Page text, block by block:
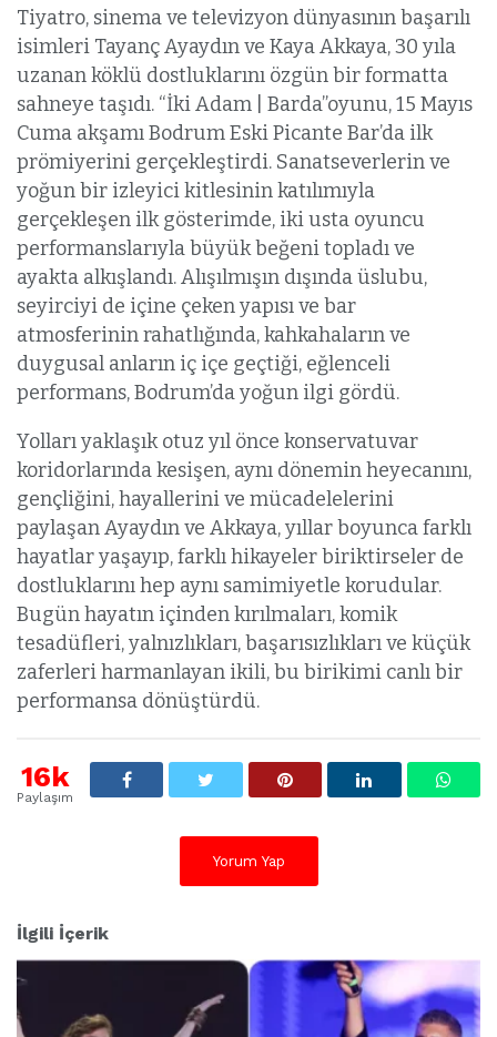
Tiyatro, sinema ve televizyon dünyasının başarılı
isimleri Tayanç Ayaydın ve Kaya Akkaya, 30 yıla
uzanan köklü dostluklarını özgün bir formatta
sahneye taşıdı. “İki Adam | Barda”oyunu, 15 Mayıs
Cuma akşamı Bodrum Eski Picante Bar’da ilk
prömiyerini gerçekleştirdi. Sanatseverlerin ve
yoğun bir izleyici kitlesinin katılımıyla
gerçekleşen ilk gösterimde, iki usta oyuncu
performanslarıyla büyük beğeni topladı ve
ayakta alkışlandı. Alışılmışın dışında üslubu,
seyirciyi de içine çeken yapısı ve bar
atmosferinin rahatlığında, kahkahaların ve
duygusal anların iç içe geçtiği, eğlenceli
performans, Bodrum’da yoğun ilgi gördü.
Yolları yaklaşık otuz yıl önce konservatuvar
koridorlarında kesişen, aynı dönemin heyecanını,
gençliğini, hayallerini ve mücadelelerini
paylaşan Ayaydın ve Akkaya, yıllar boyunca farklı
hayatlar yaşayıp, farklı hikayeler biriktirseler de
dostluklarını hep aynı samimiyetle korudular.
Bugün hayatın içinden kırılmaları, komik
tesadüfleri, yalnızlıkları, başarısızlıkları ve küçük
zaferleri harmanlayan ikili, bu birikimi canlı bir
performansa dönüştürdü.
16k
Paylaşım
Yorum Yap
İlgili İçerik